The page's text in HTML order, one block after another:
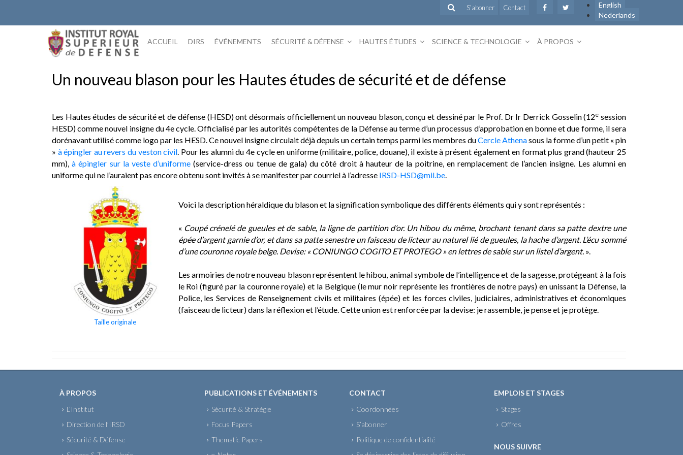
content
English
Nederlands
S’abonner Contact
ACCUEIL DIRS ÉVÉNEMENTS SÉCURITÉ & DÉFENSE HAUTES ÉTUDES SCIENCE & TECHNOLOGIE À PROPOS
Un nouveau blason pour les Hautes études de sécurité et de défense
Les Hautes études de sécurité et de défense (HESD) ont désormais officiellement un nouveau blason, conçu et dessiné par le Prof. Dr Ir Derrick Gosselin (12e session
HESD) comme nouvel insigne du 4e cycle. Officialisé par les autorités compétentes de la Défense au terme d’un processus d’approbation en bonne et due forme, il sera
dorénavant utilisé comme logo par les HESD. Ce nouvel insigne circulait déjà depuis un certain temps parmi les membres duCercle Athenasous la forme d’un petit « pin
» à épingler au revers du veston civil. Pour les alumni du 4e cycle en uniforme (militaire, police, douane), il existe à présent également en format plus grand (hauteur 25
mm),à épingler sur la veste d’uniforme (service-dress ou tenue de gala) du côté droit à hauteur de la poitrine, en remplacement de l’ancien insigne. Les alumni en
uniforme qui ne l’auraient pas encore obtenu sont invités à se manifester par courriel à l’adresse IRSD-HSD@mil.be.
Taille originale
Voici la description héraldique du blason et la signification symbolique des différents éléments qui y sont représentés :
« Coupé crénelé de gueules et de sable, la ligne de partition d’or. Un hibou du même, brochant tenant dans sa patte dextre une
épée d’argent garnie d’or, et dans sa patte senestre un faisceau de licteur au naturel lié de gueules, la hache d’argent. L’écu sommé
d’une couronne royale belge. Devise: « CONIUNGO COGITO ET PROTEGO » en lettres de sable sur un listel d’argent.».
Les armoiries de notre nouveau blason représentent le hibou, animal symbole de l’intelligence et de la sagesse, protégeant à la fois
le Roi (figuré par la couronne royale) et la Belgique (le mur noir représente les frontières de notre pays) en unissant la Défense, la
Police, les Services de Renseignement civils et militaires (épée) et les forces civiles, judiciaires, administratives et économiques
(faisceau de licteur) dans la réflexion et l’étude. Cette union est renforcée par la devise: je rassemble, je pense et je protège.
À PROPOS
L’Institut
Direction de l’IRSD
Sécurité & Défense
PUBLICATIONS ET ÉVÉNEMENTS
Sécurité & Stratégie
Focus Papers
Thematic Papers
CONTACT
Coordonnées
S’abonner
Politique de confidentialité
EMPLOIS ET STAGES
Stages
Offres
NOUS SUIVRE